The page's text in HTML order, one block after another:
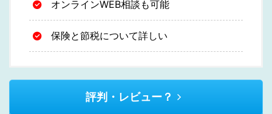
オンラインWEB相談も可能
保険と節税について詳しい
評判・レビュー？